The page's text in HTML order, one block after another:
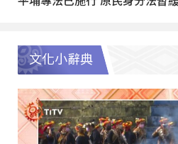
文化小辭典